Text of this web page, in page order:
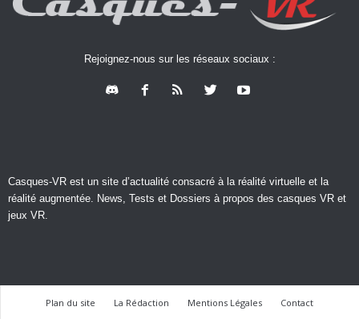
Rejoignez-nous sur les réseaux sociaux :
Casques-VR est un site d’actualité consacré à la réalité virtuelle et la
réalité augmentée. News, Tests et Dossiers à propos des casques VR et
jeux VR.
Plan du site La Rédaction Mentions Légales Contact